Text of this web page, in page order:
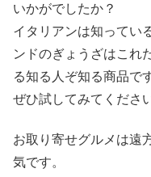
いかがでしたか？
イタリアンは知ってい
ンドのぎょうざはこれ
る知る人ぞ知る商品で
ぜひ試してみてくださ
お取り寄せグルメは遠
気です。